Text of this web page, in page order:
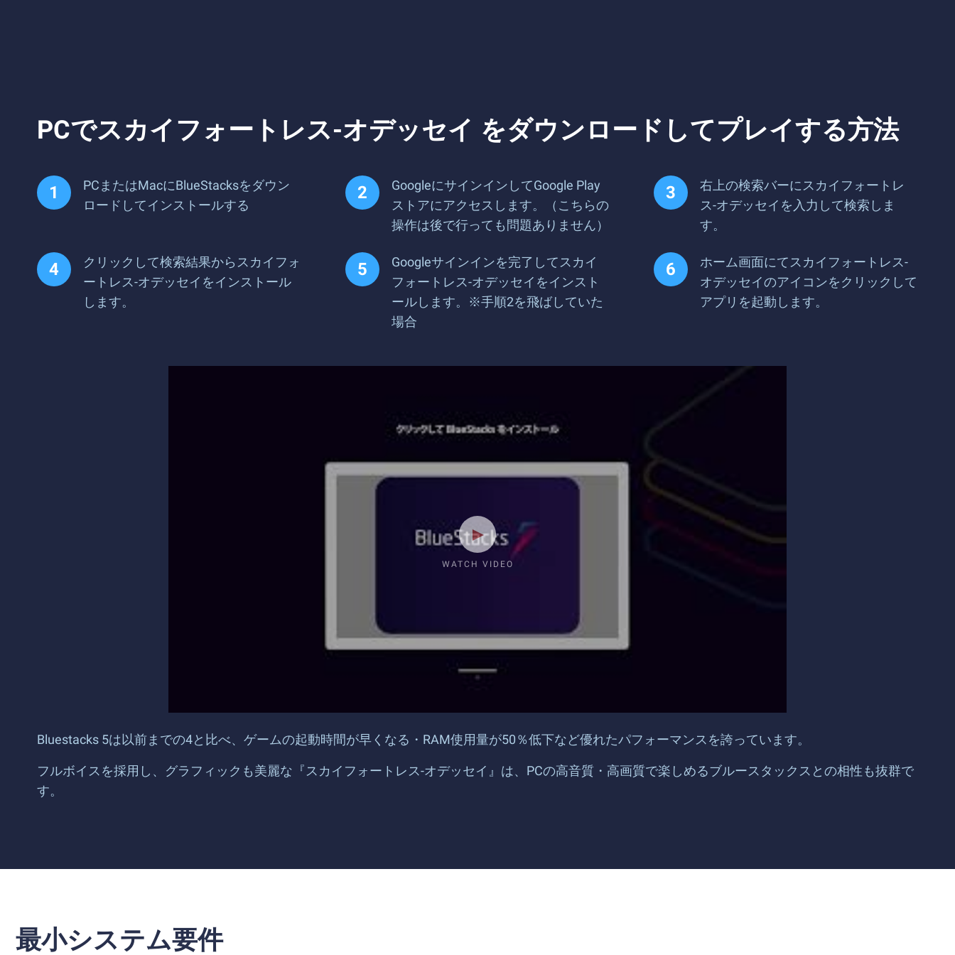
PCでスカイフォートレス-オデッセイ をダウンロードしてプレイする方法
PCまたはMacにBlueStacksをダウン
ロードしてインストールする
GoogleにサインインしてGoogle Play
ストアにアクセスします。（こちらの
操作は後で行っても問題ありません）
右上の検索バーにスカイフォートレ
ス-オデッセイを入力して検索しま
す。
クリックして検索結果からスカイフォ
ートレス-オデッセイをインストール
します。
Googleサインインを完了してスカイ
フォートレス-オデッセイをインスト
ールします。※手順2を飛ばしていた
場合
ホーム画面にてスカイフォートレス-
オデッセイのアイコンをクリックして
アプリを起動します。
WATCH VIDEO
Bluestacks 5は以前までの4と比べ、ゲームの起動時間が早くなる・RAM使用量が50％低下など優れたパフォーマンスを誇っています。
フルボイスを採用し、グラフィックも美麗な『スカイフォートレス-オデッセイ』は、PCの高音質・高画質で楽しめるブルースタックスとの相性も抜群で
す。
最小システム要件